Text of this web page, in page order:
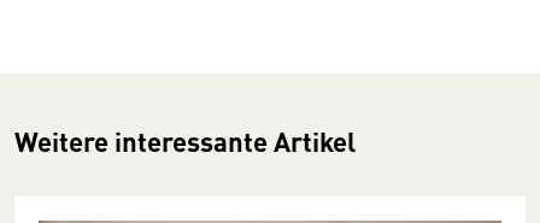
Weitere interessante Artikel